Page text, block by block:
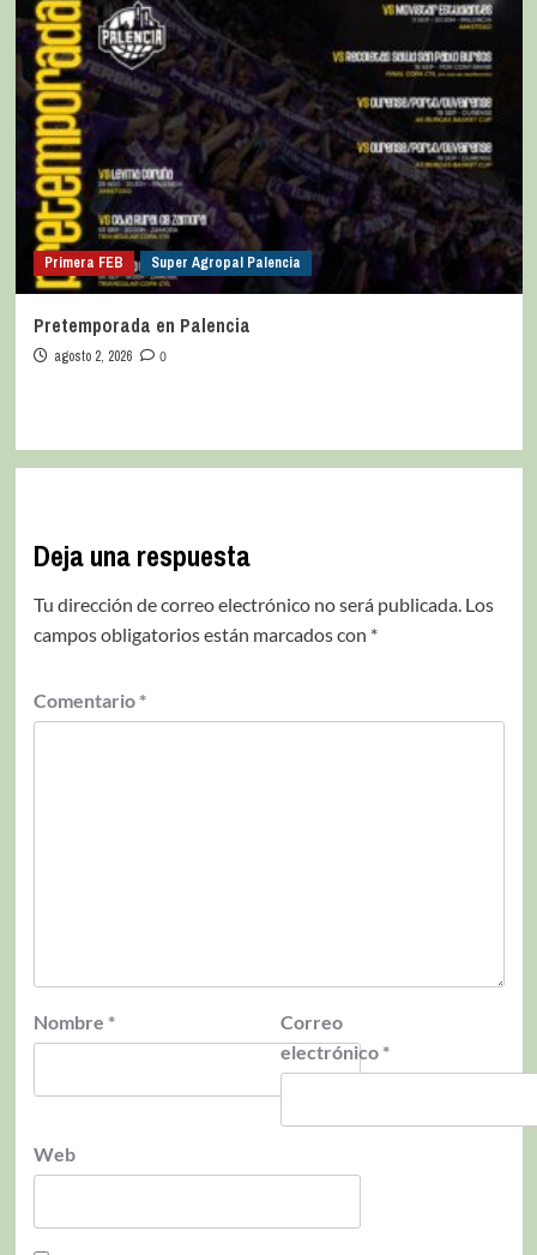
Primera FEB Super Agropal Palencia
Pretemporada en Palencia
agosto 2, 2026 0
Deja una respuesta
Tu dirección de correo electrónico no será publicada. Los
campos obligatorios están marcados con *
Comentario *
Nombre *
Correo
electrónico *
Web